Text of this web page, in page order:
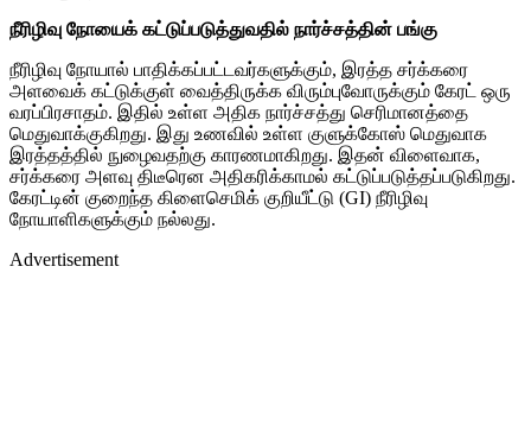
நீரிழிவு நோயைக் கட்டுப்படுத்துவதில் நார்ச்சத்தின் பங்கு
நீரிழிவு நோயால் பாதிக்கப்பட்டவர்களுக்கும், இரத்த சர்க்கரை
அளவைக் கட்டுக்குள் வைத்திருக்க விரும்புவோருக்கும் கேரட் ஒரு
வரப்பிரசாதம். இதில் உள்ள அதிக நார்ச்சத்து செரிமானத்தை
மெதுவாக்குகிறது. இது உணவில் உள்ள குளுக்கோஸ் மெதுவாக
இரத்தத்தில் நுழைவதற்கு காரணமாகிறது. இதன் விளைவாக,
சர்க்கரை அளவு திடீரென அதிகரிக்காமல் கட்டுப்படுத்தப்படுகிறது.
கேரட்டின் குறைந்த கிளைசெமிக் குறியீட்டு (GI) நீரிழிவு
நோயாளிகளுக்கும் நல்லது.
Advertisement